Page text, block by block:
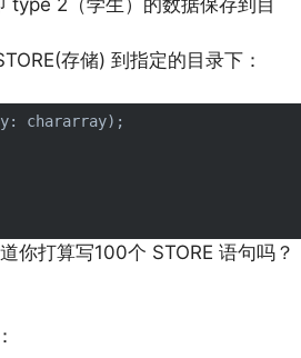
type 2（学生）的数据保存到目
存储) 到指定的目录下：
chararray);
你打算写100个 STORE 语句吗？